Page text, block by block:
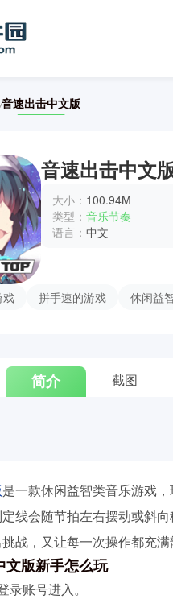
音速出击中文版
音速出击中文
大小： 100.94M
类型： 音乐节奏
语言： 中文
戏 拼手速的游戏 休闲益
简介 截图
是一款休闲益智类音乐游戏
线会随节拍左右摆动或斜
战，又让每一次操作都充
文版新手怎么玩
录账号进入。